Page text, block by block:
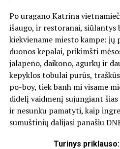
Po uragano Katrina
išaugo, ir restoranai, siūlantys
kiekviename miesto kampe: jų
duonos kepalai, prikimšti
jalapeño, daikono, agurkų ir
kepyklos tobulai purūs,
po-boy, tiek banh mi visame
didelį vaidmenį sujungiant
ir nesunku pamatyti, kaip
sumuštinių dalijasi panašiu
Turinys